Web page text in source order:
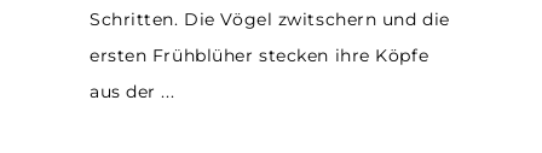
Schritten. Die Vögel zwitschern und die
ersten Frühblüher stecken ihre Köpfe
aus der